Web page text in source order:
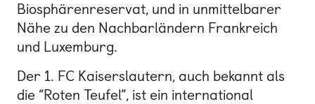
Biosphärenreservat, und in unmittelbarer
Nähe zu den Nachbarländern Frankreich
und Luxemburg.
Der 1. FC Kaiserslautern, auch bekannt als
die “Roten Teufel”, ist ein international